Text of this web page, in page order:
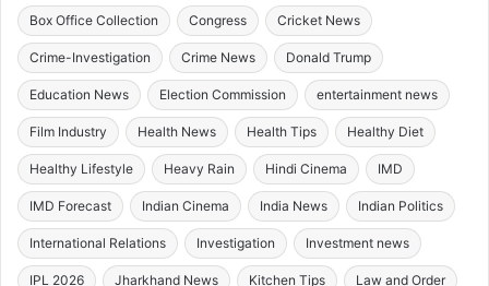
Box Office Collection Congress Cricket News
Crime-Investigation Crime News Donald Trump
Education News Election Commission entertainment news
Film Industry Health News Health Tips Healthy Diet
Healthy Lifestyle Heavy Rain Hindi Cinema IMD
IMD Forecast Indian Cinema India News Indian Politics
International Relations Investigation Investment news
IPL 2026 Jharkhand News Kitchen Tips Law and Order